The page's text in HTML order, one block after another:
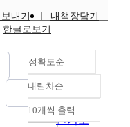
내기
내책장담기
한글로보기
정확도순
정확도
순
인기도
내림차순
내림차순
10개씩 출력